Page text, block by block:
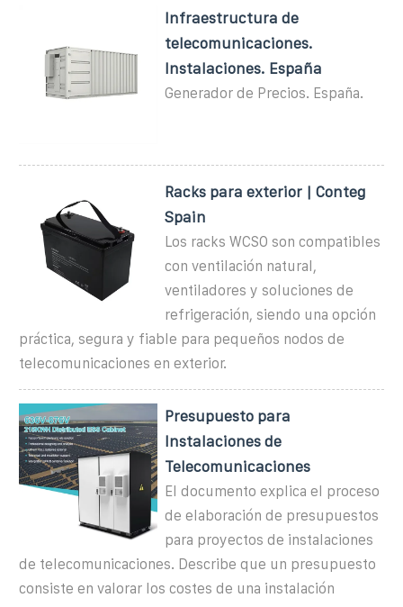
Infraestructura de
telecomunicaciones.
Instalaciones. España
Generador de Precios. España.
Racks para exterior | Conteg
Spain
Los racks WCSO son compatibles
con ventilación natural,
ventiladores y soluciones de
refrigeración, siendo una opción
práctica, segura y fiable para pequeños nodos de
telecomunicaciones en exterior.
Presupuesto para
Instalaciones de
Telecomunicaciones
El documento explica el proceso
de elaboración de presupuestos
para proyectos de instalaciones
de telecomunicaciones. Describe que un presupuesto
consiste en valorar los costes de una instalación